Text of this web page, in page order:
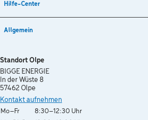
Hilfe-Center
Allgemein
Standort Olpe
BIGGE ENERGIE
In der Wüste 8
57462 Olpe
Kontakt aufnehmen
WochentagÖffnungszeiten
Mo–Fr
8:30–12:30 Uhr